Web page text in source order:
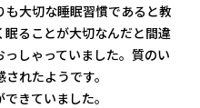
大切な睡眠習慣であると教
ることが大切なんだと間違
しゃっていました。質のい
れたようです。
きていました。